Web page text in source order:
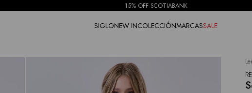
15% OFF SCOTIABANK
SIGLONEW INCOLECCIÓNMARCASSALE
NOTIFICARME